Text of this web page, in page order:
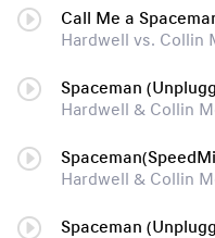
Call Me a
Hardwell vs. Collin
Spaceman
Hardwell & Collin
Hardwell & Collin
Spaceman